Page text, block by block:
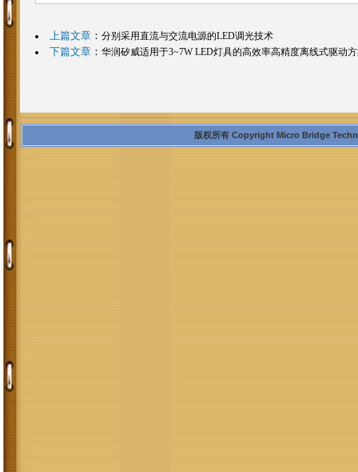
上篇文章： 分别采用直流与交流电源的LED调光技术
下篇文章： 华润矽威适用于3~7W LED灯具的高效率高精度离线式驱动
版权所有 Copyright Micro Bridge